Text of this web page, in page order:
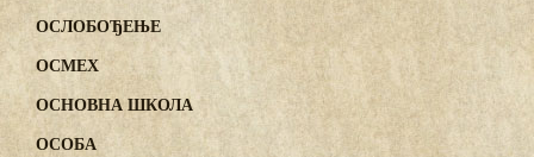
ОСЛОБОЂЕЊЕ
ОСМЕХ
ОСНОВНА ШКОЛА
ОСОБА